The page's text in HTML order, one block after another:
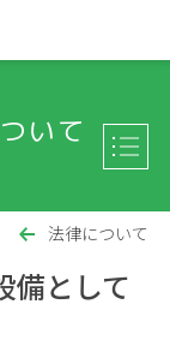
いて
法律について
備として